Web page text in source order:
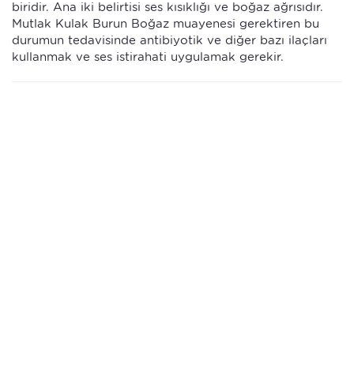
biridir. Ana iki belirtisi ses kısıklığı ve boğaz ağrısıdır.
Mutlak Kulak Burun Boğaz muayenesi gerektiren bu
durumun tedavisinde antibiyotik ve diğer bazı ilaçları
kullanmak ve ses istirahati uygulamak gerekir.